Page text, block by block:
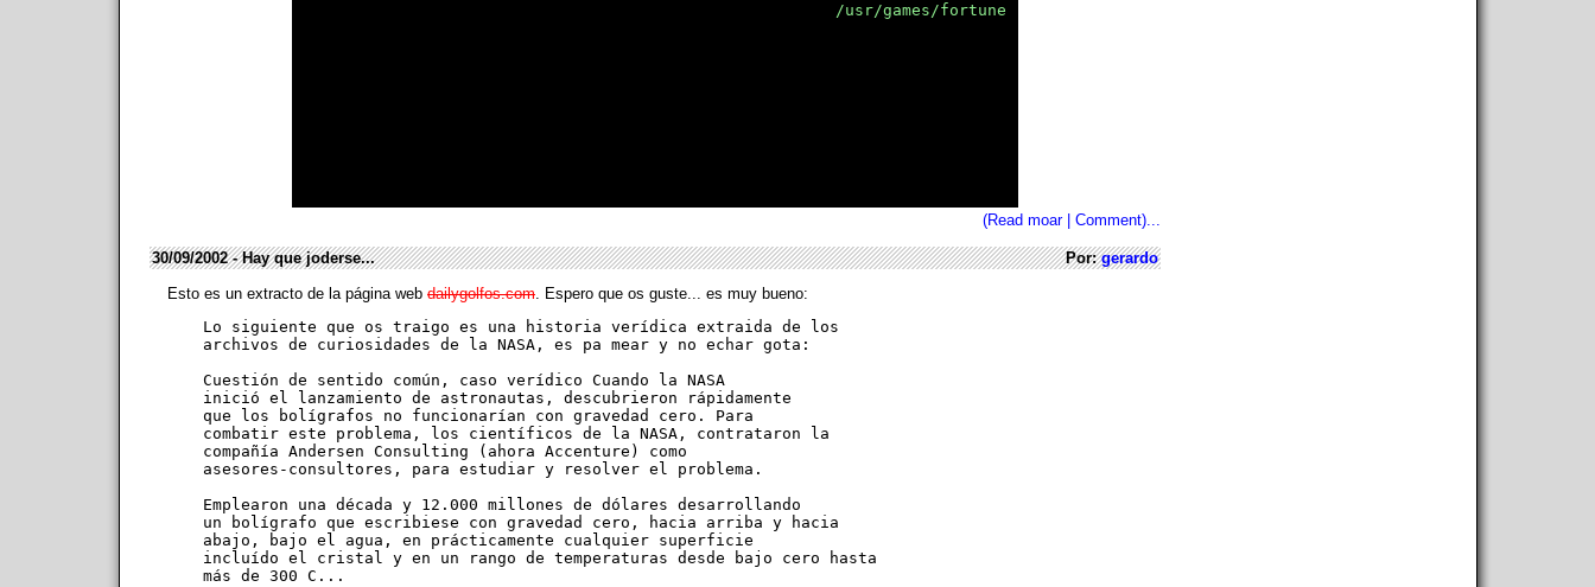
/usr/games/fortune
(Read moar | Comment)...
30/09/2002 - Hay que joderse... Por:gerardo
Esto es un extracto de la página web dailygolfos.com. Espero que os guste... es muy bueno:
Lo siguiente que os traigo es una historia verídica extraida de los
archivos de curiosidades de la NASA, es pa mear y no echar gota:
Cuestión de sentido común, caso verídico Cuando la NASA
inició el lanzamiento de astronautas, descubrieron rápidamente
que los bolígrafos no funcionarían con gravedad cero. Para
combatir este problema, los científicos de la NASA, contrataron la
compañía Andersen Consulting (ahora Accenture) como
asesores-consultores, para estudiar y resolver el problema.
Emplearon una década y 12.000 millones de dólares desarrollando
un bolígrafo que escribiese con gravedad cero, hacia arriba y hacia
abajo, bajo el agua, en prácticamente cualquier superficie
incluído el cristal y en un rango de temperaturas desde bajo cero hasta
más de 300 C...